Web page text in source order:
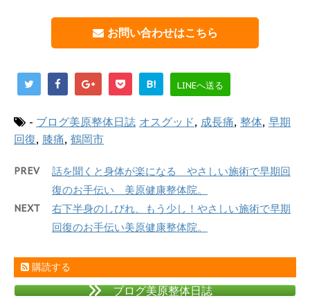
お問い合わせはこちら
B! LINEへ送る
- ブログ美原整体日誌 オスグッド, 成長痛, 整体, 早期
回復, 膝痛, 鶴岡市
PREV
話を聞くと身体が楽になる やさしい施術で早期回
復のお手伝い 美原健康整体院。
NEXT
右下半身のしびれ、もう少し！やさしい施術で早期
回復のお手伝い美原健康整体院。
購読する
ブログ美原整体日誌